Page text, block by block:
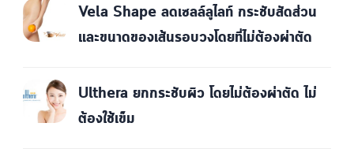
Vela Shape ลดเซลล์ลูไลท์ กระชับสัดส่วน
และขนาดของเส้นรอบวงโดยที่ไม่ต้องผ่าตัด
Ulthera ยกกระชับผิว โดยไม่ต้องผ่าตัด ไม่
ต้องใช้เข็ม